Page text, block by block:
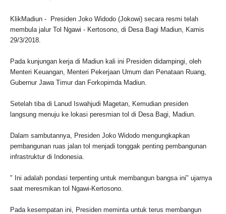
KlikMadiun - Presiden Joko Widodo (Jokowi) secara resmi telah
membula jalur Tol Ngawi - Kertosono, di Desa Bagi Madiun, Kamis
29/3/2018.
Pada kunjungan kerja di Madiun kali ini Presiden didampingi, oleh
Menteri Keuangan, Menteri Pekerjaan Umum dan Penataan Ruang,
Gubernur Jawa Timur dan Forkopimda Madiun.
Setelah tiba di Lanud Iswahjudi Magetan, Kemudian presiden
langsung menuju ke lokasi peresmian tol di Desa Bagi, Madiun.
Dalam sambutannya, Presiden Joko Widodo mengungkapkan
pembangunan ruas jalan tol menjadi tonggak penting pembangunan
infrastruktur di Indonesia.
" Ini adalah pondasi terpenting untuk membangun bangsa ini" ujarnya
saat meresmikan tol Ngawi-Kertosono.
Pada kesempatan ini, Presiden meminta untuk terus membangun